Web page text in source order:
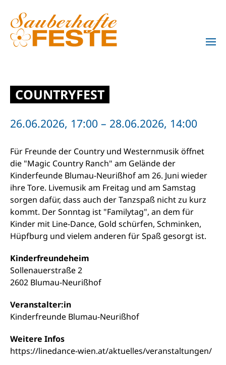
Zum Hauptinhalt springen
COUNTRYFEST
26.06.2026, 17:00 – 28.06.2026, 14:00
Für Freunde der Country und Westernmusik öffnet
die "Magic Country Ranch" am Gelände der
Kinderfeunde Blumau-Neurißhof am 26. Juni wieder
ihre Tore. Livemusik am Freitag und am Samstag
sorgen dafür, dass auch der Tanzspaß nicht zu kurz
kommt. Der Sonntag ist "Familytag", an dem für
Kinder mit Line-Dance, Gold schürfen, Schminken,
Hüpfburg und vielem anderen für Spaß gesorgt ist.
Kinderfreundeheim
Sollenauerstraße 2
2602 Blumau-Neurißhof
Veranstalter:in
Kinderfreunde Blumau-Neurißhof
Weitere Infos
https://linedance-wien.at/aktuelles/veranstaltungen/